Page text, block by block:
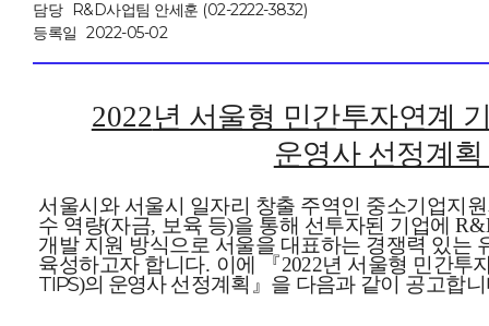
담당
R&D사업팀 안세훈 (02-2222-3832)
등록일 2022-05-02
2022년 서울형 민간투자연계
운영사 선정계
서울시와 서울시 일자리 창출 주역인 중소기업지
수 역량(자금, 보육 등)을 통해 선투자된 기업에
개발 지원 방식으로 서울을 대표하는 경쟁력 있는
육성하고자 합니다. 이에 『2022년 서울형 민간투
TIPS)의 운영사 선정계획』 을 다음과 같이 공고합